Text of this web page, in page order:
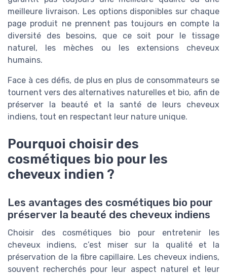
meilleure livraison. Les options disponibles sur chaque
page produit ne prennent pas toujours en compte la
diversité des besoins, que ce soit pour le tissage
naturel, les mèches ou les extensions cheveux
humains.
Face à ces défis, de plus en plus de consommateurs se
tournent vers des alternatives naturelles et bio, afin de
préserver la beauté et la santé de leurs cheveux
indiens, tout en respectant leur nature unique.
Pourquoi choisir des
cosmétiques bio pour les
cheveux indien ?
Les avantages des cosmétiques bio pour
préserver la beauté des cheveux indiens
Choisir des cosmétiques bio pour entretenir les
cheveux indiens, c’est miser sur la qualité et la
préservation de la fibre capillaire. Les cheveux indiens,
souvent recherchés pour leur aspect naturel et leur